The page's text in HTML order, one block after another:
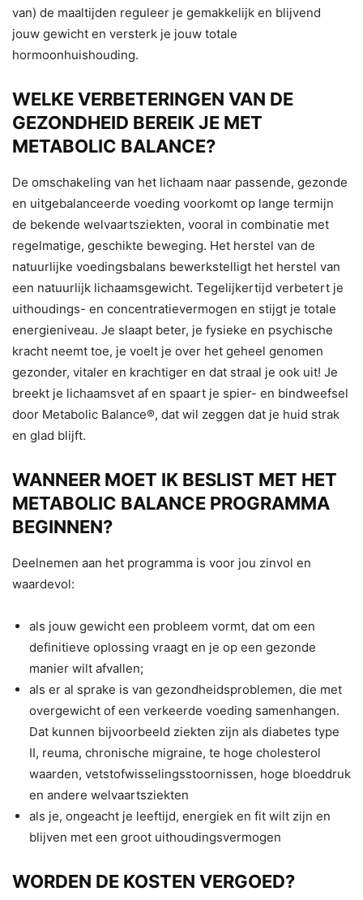
van) de maaltijden reguleer je gemakkelijk en blijvend
jouw gewicht en versterk je jouw totale
hormoonhuishouding.
WELKE VERBETERINGEN VAN DE
GEZONDHEID BEREIK JE MET
METABOLIC BALANCE?
De omschakeling van het lichaam naar passende, gezonde
en uitgebalanceerde voeding voorkomt op lange termijn
de bekende welvaartsziekten, vooral in combinatie met
regelmatige, geschikte beweging. Het herstel van de
natuurlijke voedingsbalans bewerkstelligt het herstel van
een natuurlijk lichaamsgewicht. Tegelijkertijd verbetert je
uithoudings- en concentratievermogen en stijgt je totale
energieniveau. Je slaapt beter, je fysieke en psychische
kracht neemt toe, je voelt je over het geheel genomen
gezonder, vitaler en krachtiger en dat straal je ook uit! Je
breekt je lichaamsvet af en spaart je spier- en bindweefsel
door Metabolic Balance®, dat wil zeggen dat je huid strak
en glad blijft.
WANNEER MOET IK BESLIST MET HET
METABOLIC BALANCE PROGRAMMA
BEGINNEN?
Deelnemen aan het programma is voor jou zinvol en
waardevol:
als jouw gewicht een probleem vormt, dat om een
definitieve oplossing vraagt en je op een gezonde
manier wilt afvallen;
als er al sprake is van gezondheidsproblemen, die met
overgewicht of een verkeerde voeding samenhangen.
Dat kunnen bijvoorbeeld ziekten zijn als diabetes type
II, reuma, chronische migraine, te hoge cholesterol
waarden, vetstofwisselingsstoornissen, hoge bloeddruk
en andere welvaartsziekten
als je, ongeacht je leeftijd, energiek en fit wilt zijn en
blijven met een groot uithoudingsvermogen
WORDEN DE KOSTEN VERGOED?